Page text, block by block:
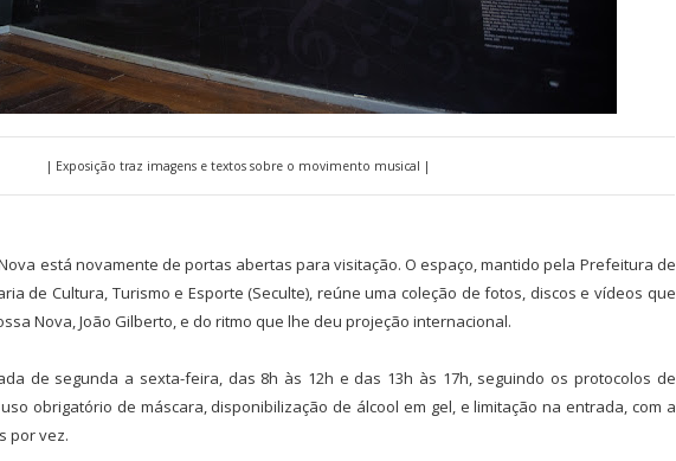
| Exposição traz imagens e textos sobre o movimento musical |
está novamente de portas abertas para visitação. O espaço, mantido pela Prefeitura de
de Cultura, Turismo e Esporte (Seculte), reúne uma coleção de fotos, discos e vídeos que
Nova, João Gilberto, e do ritmo que lhe deu projeção internacional.
de segunda a sexta-feira, das 8h às 12h e das 13h às 17h, seguindo os protocolos de
obrigatório de máscara, disponibilização de álcool em gel, e limitação na entrada, com a
por vez.